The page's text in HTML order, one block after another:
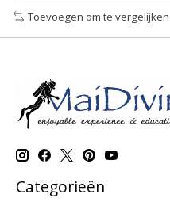
Toevoegen om te vergelijken
Categorieën